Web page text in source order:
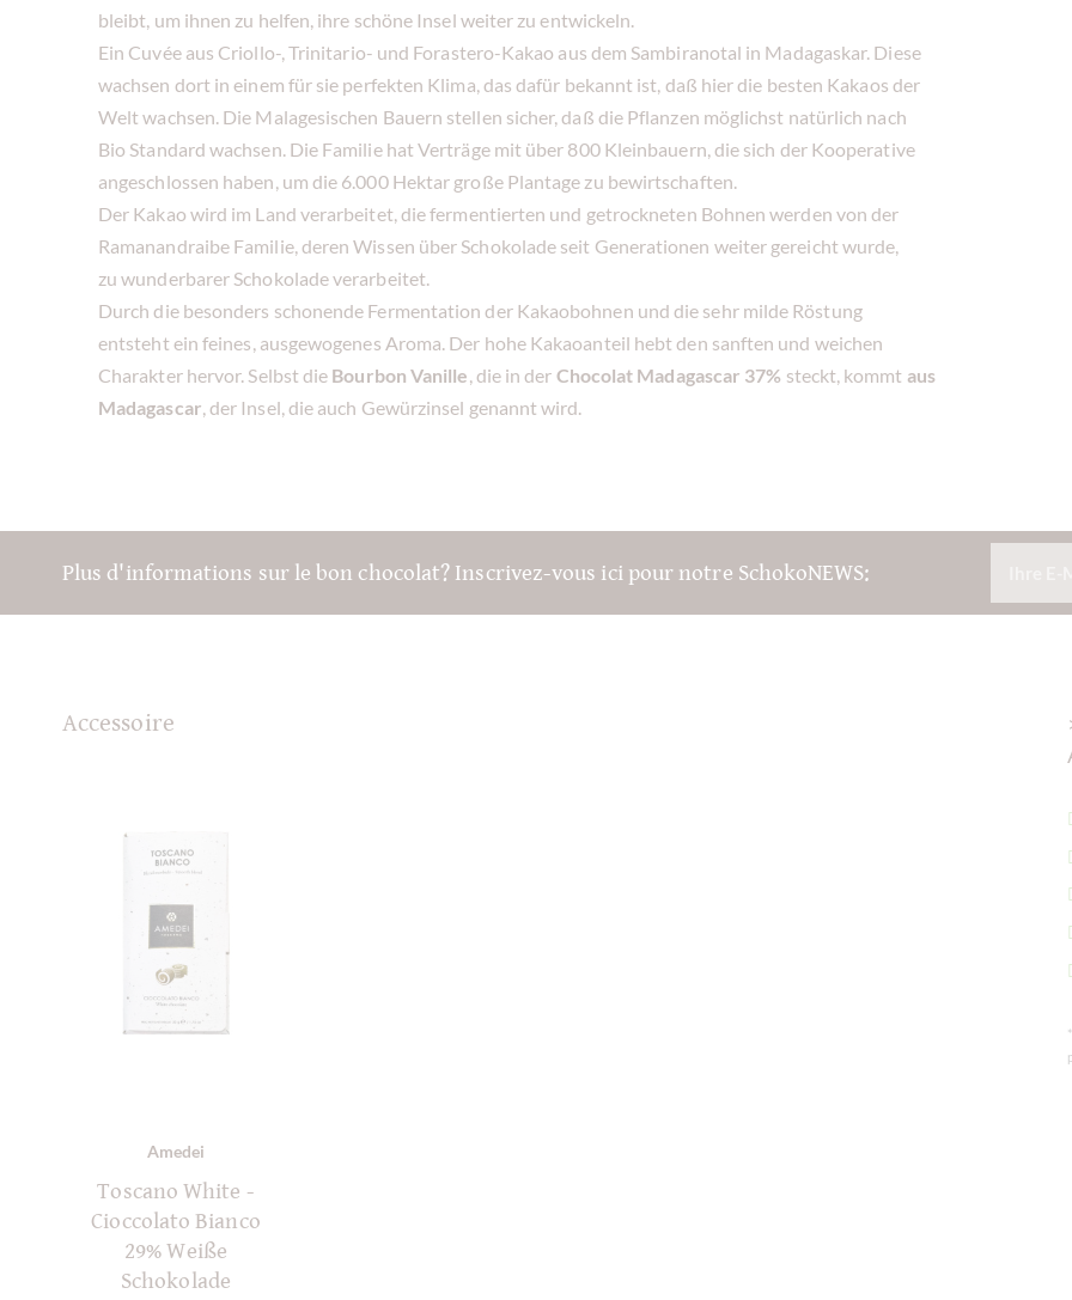
bleibt, um ihnen zu helfen, ihre schöne Insel weiter zu entwickeln.
Ein Cuvée aus Criollo-, Trinitario- und Forastero-Kakao aus dem Sambiranotal in Madagaskar. Diese
wachsen dort in einem für sie perfekten Klima, das dafür bekannt ist, daß hier die besten Kakaos der
Welt wachsen. Die Malagesischen Bauern stellen sicher, daß die Pflanzen möglichst natürlich nach
Bio Standard wachsen. Die Familie hat Verträge mit über 800 Kleinbauern, die sich der Kooperative
angeschlossen haben, um die 6.000 Hektar große Plantage zu bewirtschaften.
Der Kakao wird im Land verarbeitet, die fermentierten und getrockneten Bohnen werden von der
Ramanandraibe Familie, deren Wissen über Schokolade seit Generationen weiter gereicht wurde,
zu wunderbarer Schokolade verarbeitet.
Durch die besonders schonende Fermentation der Kakaobohnen und die sehr milde Röstung
entsteht ein feines, ausgewogenes Aroma. Der hohe Kakaoanteil hebt den sanften und weichen
Charakter hervor. Selbst die Bourbon Vanille, die in der Chocolat Madagascar 37% steckt, kommt aus
Madagascar, der Insel, die auch Gewürzinsel genannt wird.
Plus d'informations sur le bon chocolat? Inscrivez-vous ici pour notre SchokoNEWS:
Accessoire
Amedei
Toscano White -
Cioccolato Bianco
29% Weiße
Schokolade